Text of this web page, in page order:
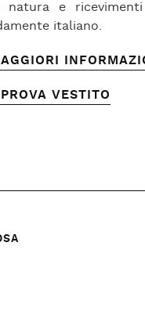
natura e
italiano.
VESTITO